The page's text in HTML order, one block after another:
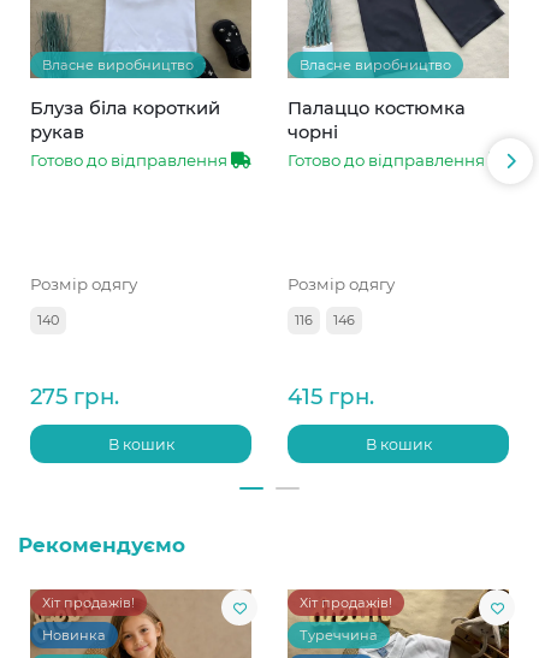
Власне виробництво
Блуза біла короткий
рукав
Готово до відправлення
Розмір одягу
140
275 грн.
В кошик
Власне виробництво
Палаццо костюмка
чорні
Готово до відправлення
Розмір одягу
116 146
415 грн.
В кошик
Рекомендуємо
Хіт продажів!
Новинка
Хіт продажів!
Туреччина